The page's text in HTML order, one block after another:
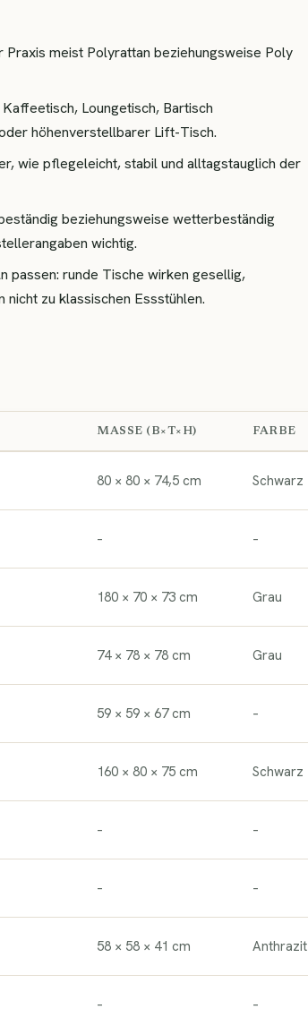
meist Polyrattan beziehungsweise Poly
Loungetisch, Bartisch
höhenverstellbarer Lift-Tisch.
wie pflegeleicht, stabil und alltagstauglich der
beziehungsweise wetterbeständig
wichtig.
passen: runde Tische wirken gesellig,
zu klassischen Essstühlen.
MASSE (B×T×H) FARBE
80 × 80 × 74,5 cm Schwarz
– –
180 × 70 × 73 cm Grau
74 × 78 × 78 cm Grau
59 × 59 × 67 cm –
160 × 80 × 75 cm Schwarz
– –
– –
58 × 58 × 41 cm Anthrazit
– –